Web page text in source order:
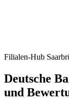
Filialen-Hub
Deutsche
und